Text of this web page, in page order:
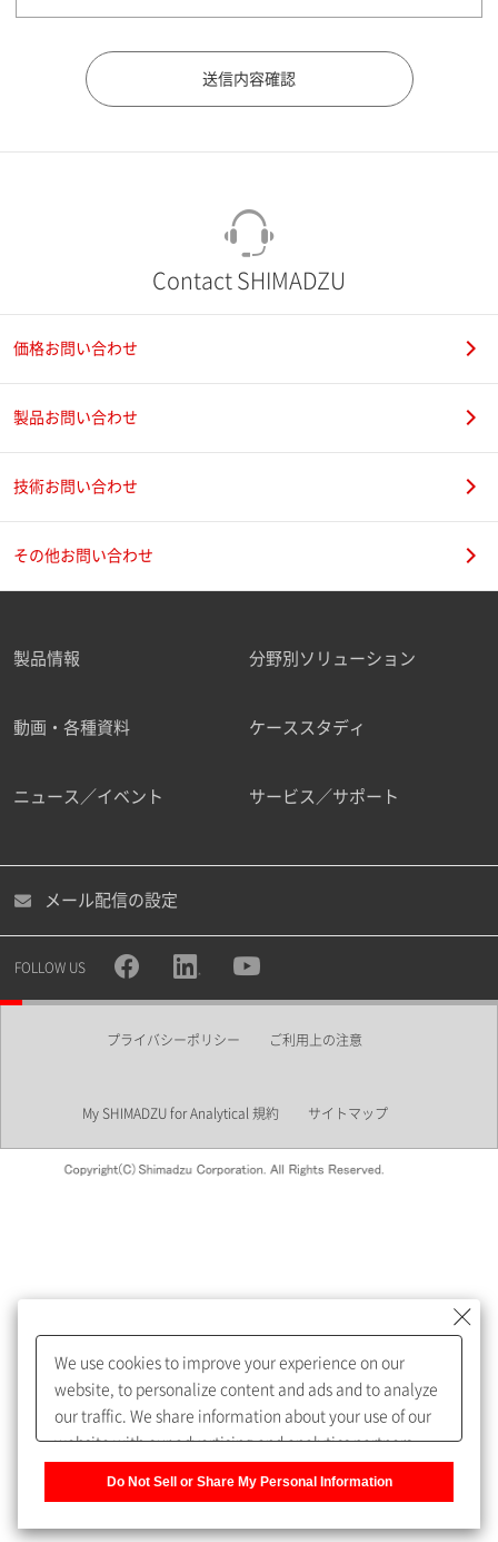
ご勤務先
職種
所属部署
めします。
My SHIMADZU for Analyticalへ登録いただくと、技術情報や
取扱説明書・Webinarなどの閲覧ができます。
うになります。
Contact SHIMADZU
価格お問い合わせ
製品お問い合わせ
技術お問い合わせ
その他お問い合わせ
製品情報 分野別ソリューション
動画・各種資料 ケーススタディ
ニュース／イベント サービス／サポート
メール配信の設定
FOLLOW US
プライバシーポリシー ご利用上の注意
My SHIMADZU for Analytical 規約 サイトマップ
We use cookies to improve your experience on our
website, to personalize content and ads and to analyze
our traffic. We share information about your use of our
website with our advertising and analytics partners,
Do Not Sell or Share My Personal Information